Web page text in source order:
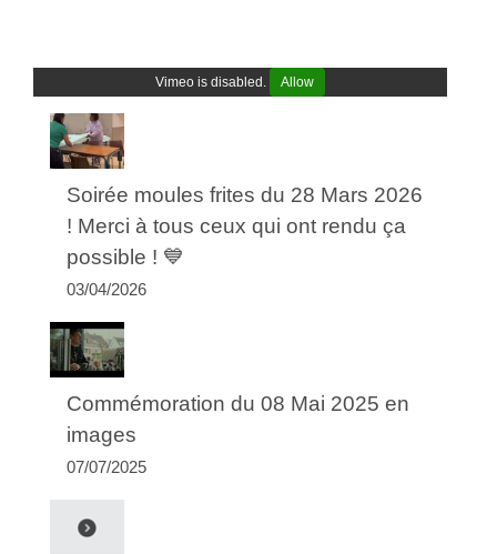
Vimeo is disabled. Allow
Soirée moules frites du 28 Mars 2026
! Merci à tous ceux qui ont rendu ça
possible ! 💙
03/04/2026
Commémoration du 08 Mai 2025 en
images
07/07/2025